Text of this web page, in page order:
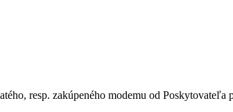
resp. zakúpeného modemu od